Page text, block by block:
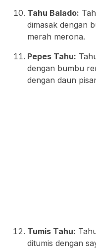
Tahu Balado:
dimasak dengan
merah merona.
Pepes Tahu:
dengan bumbu
dengan daun
Tumis Tahu:
ditumis dengan